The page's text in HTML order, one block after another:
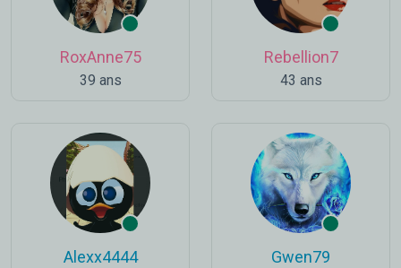
RoxAnne75
39 ans
Rebellion7
43 ans
Alexx4444 Gwen79